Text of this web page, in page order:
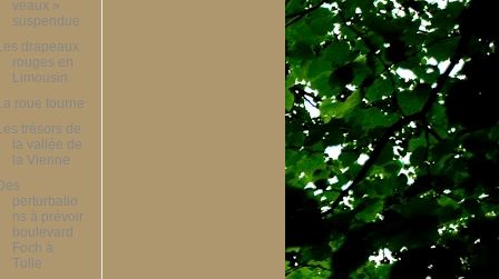
veaux »
suspendue
drapeaux
rouges en
Limousin
roue tourne
trésors de
la vallée de
la Vienne
perturbatio
ns à prévoir
boulevard
Foch à
Tulle